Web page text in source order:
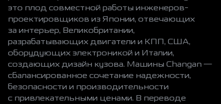
это плод совместной работы инженеров-
проектировщиков из Японии, отвечающих
за интерьер, Великобритании,
разрабатывающих двигатели и КПП, США,
оборудующих электроникой и Италии,
создающих дизайн кузова. Машины Changan —
сбалансированное сочетание надежности,
безопасности и производительности
с привлекательными ценами. В переводе